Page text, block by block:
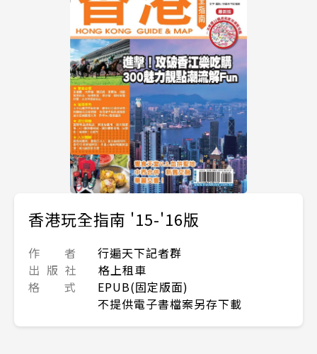
香港玩全指南 '15-'16版
作 者
行遍天下記者群
出 版 社
格上租車
格 式
EPUB(固定版面)
不提供電子書檔案另存下載